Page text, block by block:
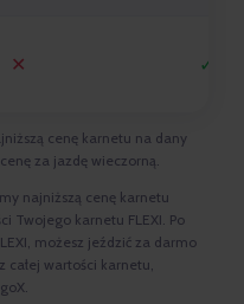
✕ ✓
cenę karnetu na dany
za jazdę wieczorną.
najniższą cenę karnetu
Twojego karnetu FLEXI. Po
możesz jeździć za darmo
całej wartości karnetu,